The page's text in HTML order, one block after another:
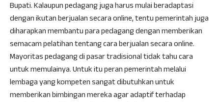
Bupati. Kalaupun pedagang juga harus mulai beradaptasi
dengan ikutan berjualan secara online, tentu pemerintah juga
diharapkan membantu para pedagang dengan memberikan
semacam pelatihan tentang cara berjualan secara online.
Mayoritas pedagang di pasar tradisional tidak tahu cara
untuk memulainya. Untuk itu peran pemerintah melalui
lembaga yang kompeten sangat dibutuhkan untuk
memberikan bimbingan mereka agar adaptif terhadap